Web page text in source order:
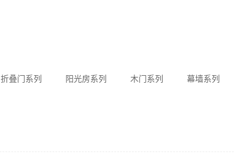
折叠门系列 阳光房系列 木门系列 幕墙系列